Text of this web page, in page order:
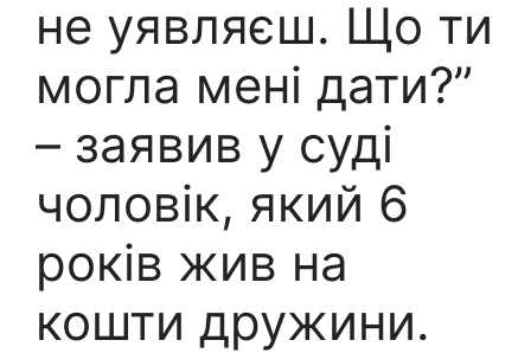
не уявляєш. Що ти
могла мені дати?”
– заявив у суді
чоловік, який 6
років жив на
кошти дружини.